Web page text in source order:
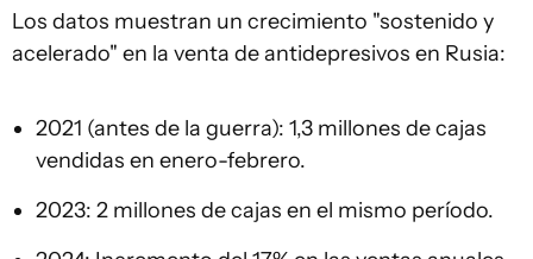
Los datos muestran un crecimiento "sostenido y
acelerado" en la venta de antidepresivos en Rusia:
2021 (antes de la guerra): 1,3 millones de cajas
vendidas en enero-febrero.
2023: 2 millones de cajas en el mismo período.